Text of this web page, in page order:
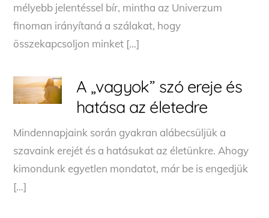
mélyebb jelentéssel bír, mintha az Univerzum
finoman irányítaná a szálakat, hogy
összekapcsoljon minket […]
A „vagyok” szó ereje és
hatása az életedre
Mindennapjaink során gyakran alábecsüljük a
szavaink erejét és a hatásukat az életünkre. Ahogy
kimondunk egyetlen mondatot, már be is engedjük
[…]